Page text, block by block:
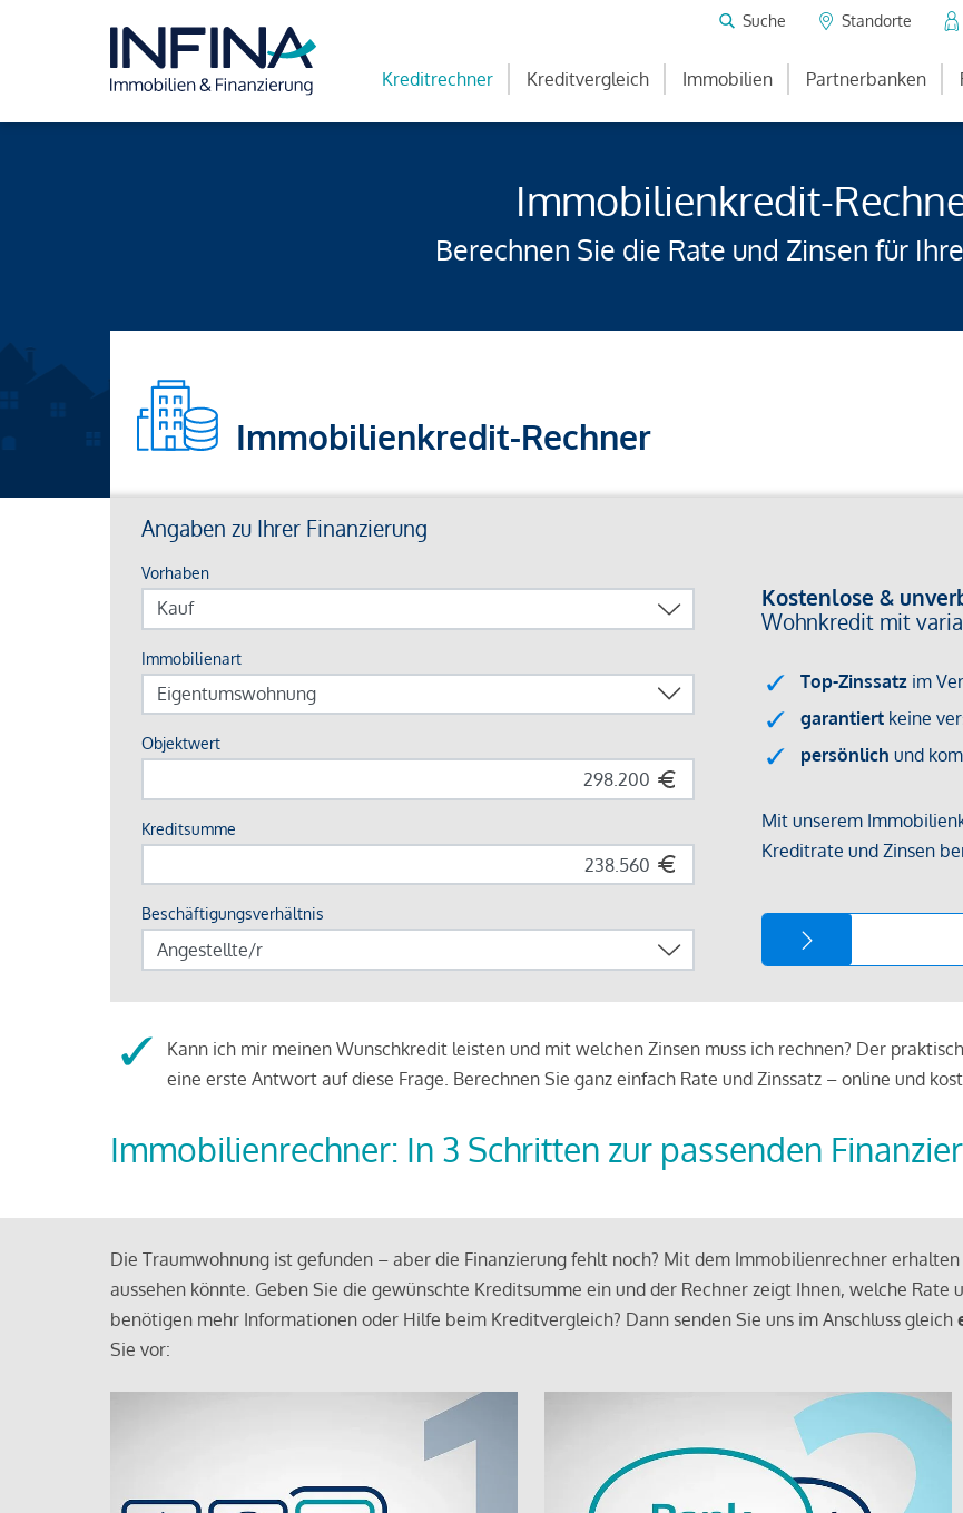
Suche Standorte
Kreditrechner Kreditvergleich Immobilien Partnerbanken
Immobilienkredit-
Berechnen Sie die Rate und Zinsen für
Immobilienkredit-Rechner
Kann ich mir meinen Wunschkredit leisten und mit welchen Zinsen muss ich rechnen? Der
eine erste Antwort auf diese Frage. Berechnen Sie ganz einfach Rate und Zinssatz – online und
Immobilienrechner: In 3 Schritten zur passenden
Die Traumwohnung ist gefunden – aber die Finanzierung fehlt noch? Mit dem Immobilienrechner
aussehen könnte. Geben Sie die gewünschte Kreditsumme ein und der Rechner zeigt Ihnen, welche Rate
benötigen mehr Informationen oder Hilfe beim Kreditvergleich? Dann senden Sie uns im Anschluss gleich
Sie vor: